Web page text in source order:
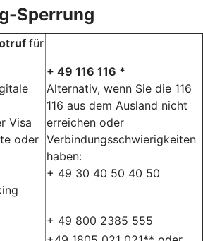
Sperrung
für
Visa
oder
+ 49 116 116 *
Alternativ, wenn Sie die 116
116 aus dem Ausland nicht
erreichen oder
Verbindungsschwierigkeiten
haben:
+ 49 30 40 50 40 50
+ 49 800 2385 555